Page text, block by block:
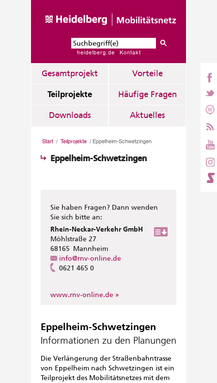
heidelberg.de Kontakt
Gesamtprojekt Vorteile
Teilprojekte Häufige Fragen
Downloads Aktuelles
Start / Teilprojekte / Eppelheim-Schwetzingen
Eppelheim-Schwetzingen
Sie haben Fragen? Dann wenden
Sie sich bitte an:
Rhein-Neckar-Verkehr GmbH
Möhlstraße 27
68165 Mannheim
info@rnv-online.de
0621 465 0
www.rnv-online.de
Eppelheim-Schwetzingen
Informationen zu den Planungen
Die Verlängerung der Straßenbahntrasse
von Eppelheim nach Schwetzingen ist ein
Teilprojekt des Mobilitätsnetzes mit dem